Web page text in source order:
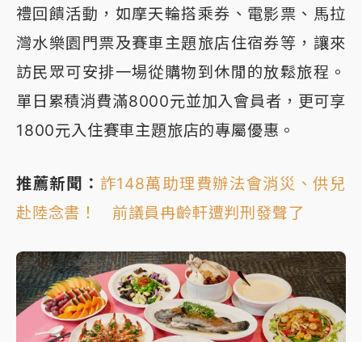
禮回饋活動，如摩天輪搭乘券、電影票、馬拉
灣水樂園門票及賽車主題旅店住宿券等，讓來
訪民眾可安排一場從購物到休閒的放鬆旅程。
單日累積消費滿8000元並加入會員者，更可享
1800元入住賽車主題旅店的專屬優惠。
推薦新聞： 詐148萬助理費辦法會消災、供兒
赴陸念書！ 前議員冉齡軒遭判刑發聲了